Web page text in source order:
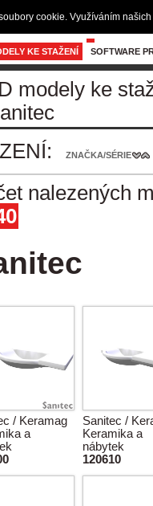
KE STAŽENÍ SOFTWARE
modely ke
ZNAČKA/SÉRIE
nalezených
/ Keramag
a
Sanitec /
Keramika a
nábytek
120610
cookie. Využíváním